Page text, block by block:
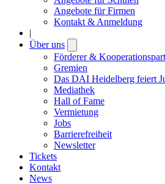
Angebote für Firmen
Kontakt & Anmeldung
|
Über uns
submenu
Förderer &
Gremien
Das DAI Heidelberg feiert
Mediathek
Hall of Fame
Vermietung
Jobs
Barrierefreiheit
Newsletter
Tickets
Kontakt
News